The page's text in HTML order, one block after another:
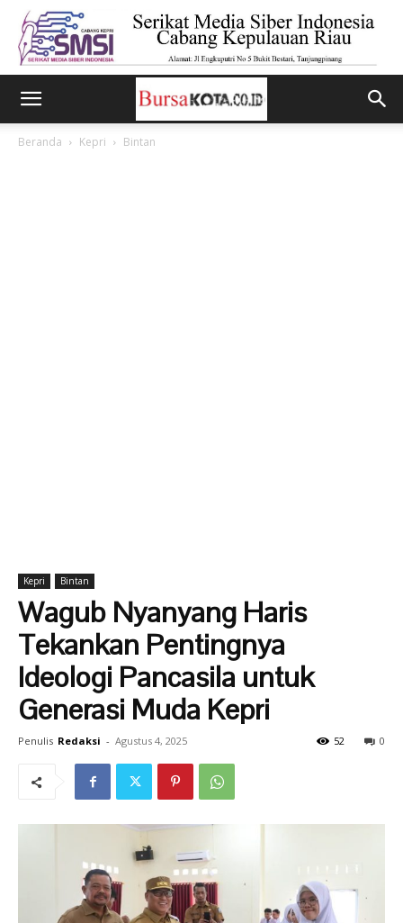
Beranda Kepri Bintan
Kepri Bintan
Wagub Nyanyang Haris
Tekankan Pentingnya
Ideologi Pancasila untuk
Generasi Muda Kepri
Penulis Redaksi - Agustus 4, 2025 0
52